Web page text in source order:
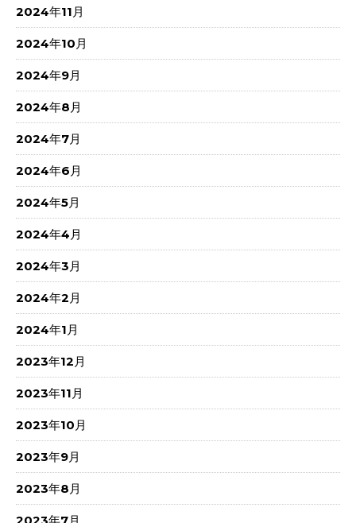
2024年11月
2024年10月
2024年9月
2024年8月
2024年7月
2024年6月
2024年5月
2024年4月
2024年3月
2024年2月
2024年1月
2023年12月
2023年11月
2023年10月
2023年9月
2023年8月